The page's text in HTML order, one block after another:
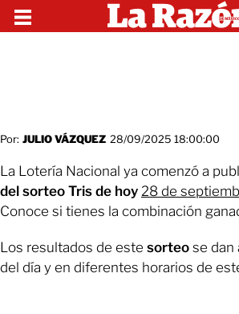
Por: JULIO VÁZQUEZ 28/09/2025 18:00:00
La Lotería Nacional ya comenzó a
del sorteo Tris de hoy 28 de
Conoce si tienes la combinación
Los resultados de este sorteo se dan
del día y en diferentes horarios de